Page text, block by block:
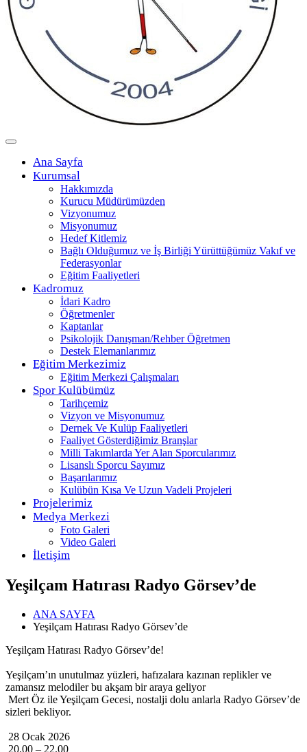
Ana Sayfa
Kurumsal
Hakkımızda
Kurucu Müdürümüzden
Vizyonumuz
Misyonumuz
Hedef Kitlemiz
Bağlı Olduğumuz ve İş Birliği Yürüttüğümüz Vakıf ve
Federasyonlar
Eğitim Faaliyetleri
Kadromuz
İdari Kadro
Öğretmenler
Kaptanlar
Psikolojik Danışman/Rehber Öğretmen
Destek Elemanlarımız
Eğitim Merkezimiz
Eğitim Merkezi Çalışmaları
Spor Kulübümüz
Tarihçemiz
Vizyon ve Misyonumuz
Dernek Ve Kulüp Faaliyetleri
Faaliyet Gösterdiğimiz Branşlar
Milli Takımlarda Yer Alan Sporcularımız
Lisanslı Sporcu Sayımız
Başarılarımız
Kulübün Kısa Ve Uzun Vadeli Projeleri
Projelerimiz
Medya Merkezi
Foto Galeri
Video Galeri
İletişim
Yeşilçam Hatırası Radyo Görsev’de
ANA SAYFA
Yeşilçam Hatırası Radyo Görsev’de
Yeşilçam Hatırası Radyo Görsev’de!
Yeşilçam’ın unutulmaz yüzleri, hafızalara kazınan replikler ve
zamansız melodiler bu akşam bir araya geliyor
Mert Öz ile Yeşilçam Gecesi, nostalji dolu anlarla Radyo Görsev’de
sizleri bekliyor.
28 Ocak 2026
20.00 – 22.00